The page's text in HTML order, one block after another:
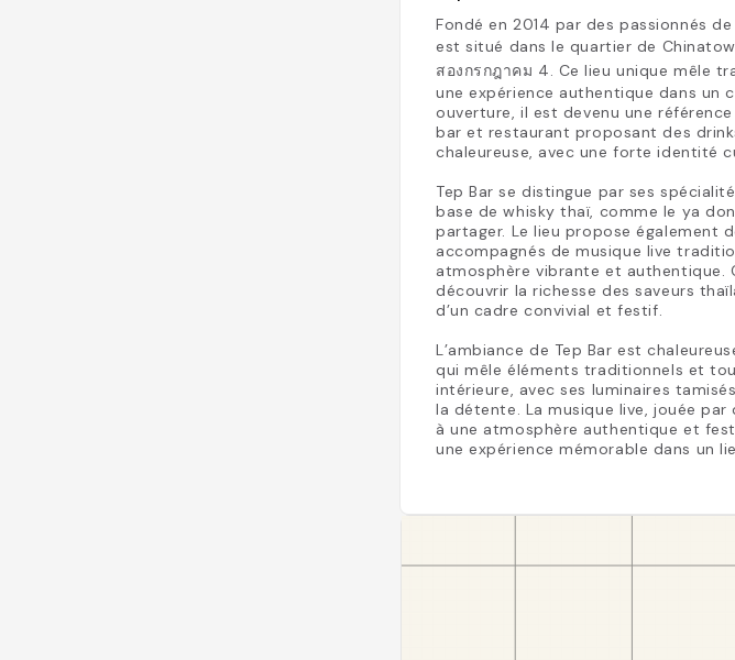
Fondé en 2014 par des passionnés
est situé dans le quartier de
สองกรกฎาคม 4. Ce lieu unique mêle
une expérience authentique dans un
ouverture, il est devenu une
bar et restaurant proposant des
chaleureuse, avec une forte identité
Tep Bar se distingue par ses
base de whisky thaï, comme le ya
partager. Le lieu propose également
accompagnés de musique live
atmosphère vibrante et authentique.
découvrir la richesse des saveurs
d’un cadre convivial et festif.
L’ambiance de Tep Bar est
qui mêle éléments traditionnels et
intérieure, avec ses luminaires
la détente. La musique live, jouée
à une atmosphère authentique et
une expérience mémorable dans un